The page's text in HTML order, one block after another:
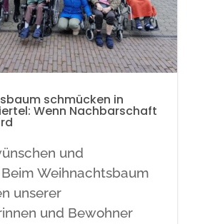
schmücken in
Wenn Nachbarschaft
und
Weihnachtsbaum
unserer
und Bewohner